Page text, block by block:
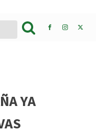
YA